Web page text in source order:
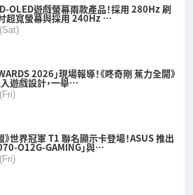
OLED遊戲螢幕兩款產品！採用 280Hz 刷
超寬螢幕與採用 240Hz …
2026」現場報導！《咚奇剛 蕉力全開》
入遊戲設計，一舉…
》世界冠軍 T1 聯名顯示卡登場！ASUS 推出
O12G-GAMING」與…